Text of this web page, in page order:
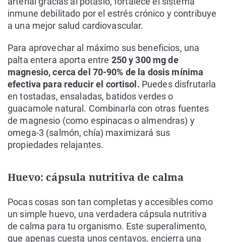
inmune debilitado por el estrés crónico y contribuye
a una mejor salud cardiovascular.
Para aprovechar al máximo sus beneficios, una
palta entera aporta entre 250 y 300 mg de
magnesio, cerca del 70-90% de la dosis mínima
efectiva para reducir el cortisol. Puedes disfrutarla
en tostadas, ensaladas, batidos verdes o
guacamole natural. Combinarla con otras fuentes
de magnesio (como espinacas o almendras) y
omega-3 (salmón, chía) maximizará sus
propiedades relajantes.
Huevo: cápsula nutritiva de calma
Pocas cosas son tan completas y accesibles como
un simple huevo, una verdadera cápsula nutritiva
de calma para tu organismo. Este superalimento,
que apenas cuesta unos centavos, encierra una